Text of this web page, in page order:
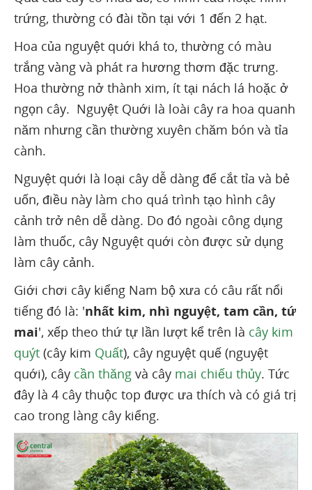
trứng, thường có đài tồn tại với 1 đến 2 hạt.
Hoa của nguyệt quới khá to, thường có màu
trắng vàng và phát ra hương thơm đặc trưng.
Hoa thường nở thành xim, ít tại nách lá hoặc ở
ngọn cây. Nguyệt Quới là loài cây ra hoa quanh
năm nhưng cần thường xuyên chăm bón và tỉa
cành.
Nguyệt quới là loại cây dễ dàng để cắt tỉa và bẻ
uốn, điều này làm cho quá trình tạo hình cây
cảnh trở nên dễ dàng. Do đó ngoài công dụng
làm thuốc, cây Nguyệt quới còn được sử dụng
làm cây cảnh.
Giới chơi cây kiểng Nam bộ xưa có câu rất nổi
tiếng đó là: 'nhất kim, nhì nguyệt, tam cần, tứ
mai', xếp theo thứ tự lần lượt kể trên là cây kim
quýt (cây kim Quất), cây nguyệt quế (nguyệt
quới), cây cần thăng và cây mai chiếu thủy. Tức
đây là 4 cây thuộc top được ưa thích và có giá trị
cao trong làng cây kiểng.